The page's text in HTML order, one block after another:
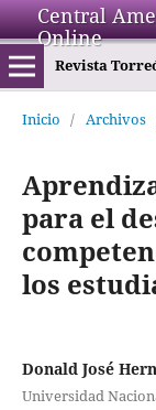
Central
Online
Revista
Inicio / Archivos
para el
los
Donald José
Universidad